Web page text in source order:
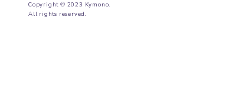
Copyright © 2023 Kymono.
All rights reserved.